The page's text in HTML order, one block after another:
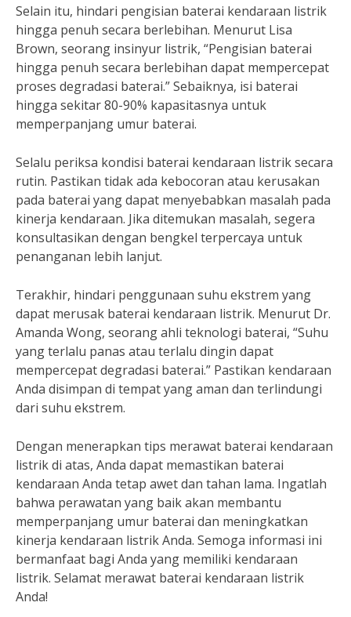
Selain itu, hindari pengisian baterai kendaraan listrik
hingga penuh secara berlebihan. Menurut Lisa
Brown, seorang insinyur listrik, “Pengisian baterai
hingga penuh secara berlebihan dapat mempercepat
proses degradasi baterai.” Sebaiknya, isi baterai
hingga sekitar 80-90% kapasitasnya untuk
memperpanjang umur baterai.
Selalu periksa kondisi baterai kendaraan listrik secara
rutin. Pastikan tidak ada kebocoran atau kerusakan
pada baterai yang dapat menyebabkan masalah pada
kinerja kendaraan. Jika ditemukan masalah, segera
konsultasikan dengan bengkel terpercaya untuk
penanganan lebih lanjut.
Terakhir, hindari penggunaan suhu ekstrem yang
dapat merusak baterai kendaraan listrik. Menurut Dr.
Amanda Wong, seorang ahli teknologi baterai, “Suhu
yang terlalu panas atau terlalu dingin dapat
mempercepat degradasi baterai.” Pastikan kendaraan
Anda disimpan di tempat yang aman dan terlindungi
dari suhu ekstrem.
Dengan menerapkan tips merawat baterai kendaraan
listrik di atas, Anda dapat memastikan baterai
kendaraan Anda tetap awet dan tahan lama. Ingatlah
bahwa perawatan yang baik akan membantu
memperpanjang umur baterai dan meningkatkan
kinerja kendaraan listrik Anda. Semoga informasi ini
bermanfaat bagi Anda yang memiliki kendaraan
listrik. Selamat merawat baterai kendaraan listrik
Anda!